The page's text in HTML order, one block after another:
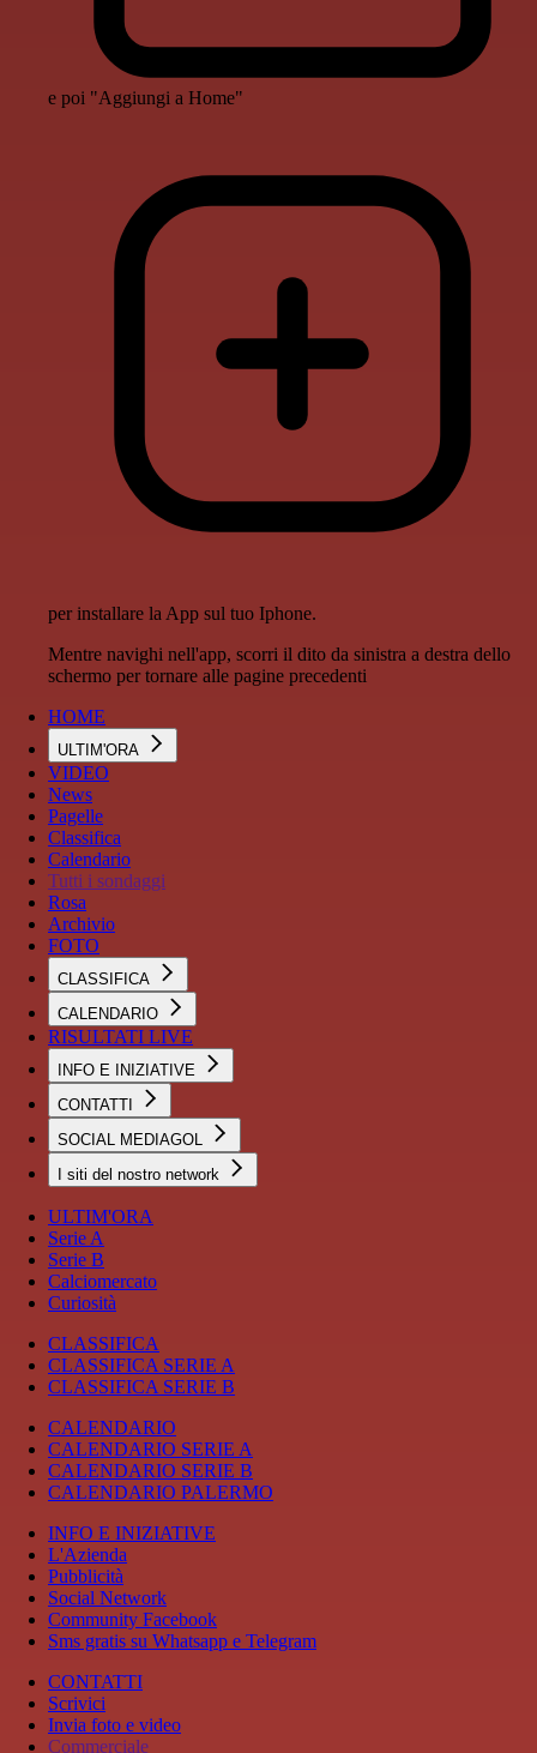
e poi "Aggiungi a Home"
per installare la App sul tuo Iphone.
Mentre navighi nell'app, scorri il dito da sinistra a destra dello
schermo per tornare alle pagine precedenti
HOME
ULTIM'ORA
VIDEO
News
Pagelle
Classifica
Calendario
Tutti i sondaggi
Rosa
Archivio
FOTO
CLASSIFICA
CALENDARIO
RISULTATI LIVE
INFO E INIZIATIVE
CONTATTI
SOCIAL MEDIAGOL
I siti del nostro network
ULTIM'ORA
Serie A
Serie B
Calciomercato
Curiosità
CLASSIFICA
CLASSIFICA SERIE A
CLASSIFICA SERIE B
CALENDARIO
CALENDARIO SERIE A
CALENDARIO SERIE B
CALENDARIO PALERMO
INFO E INIZIATIVE
L'Azienda
Pubblicità
Social Network
Community Facebook
Sms gratis su Whatsapp e Telegram
CONTATTI
Scrivici
Invia foto e video
Commerciale